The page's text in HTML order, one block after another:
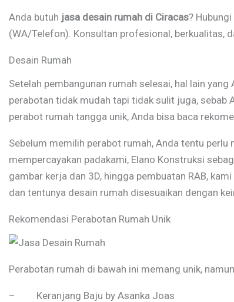
Anda butuh jasa desain rumah di Ciracas?
(WA/Telefon). Konsultan profesional, berkualitas,
Desain Rumah
Setelah pembangunan rumah selesai, hal lain
perabotan tidak mudah tapi tidak sulit juga, sebab
perabot rumah tangga unik, Anda bisa baca
Sebelum memilih perabot rumah, Anda tentu perlu
mempercayakan padakami, Elano Konstruksi
gambar kerja dan 3D, hingga pembuatan RAB,
dan tentunya desain rumah disesuaikan dengan
Rekomendasi Perabotan Rumah Unik
Perabotan rumah di bawah ini memang unik,
– Keranjang Baju by Asanka Joas